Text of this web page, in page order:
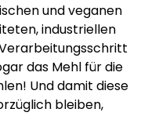
und veganen
industriellen
das Mehl für die
Und damit diese
bleiben,